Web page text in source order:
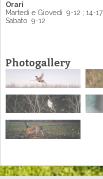
Orari
Martedì e Giovedì 9-12 ; 14-17
Sabato 9-12
Photogallery